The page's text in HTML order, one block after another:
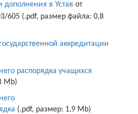
в Устав от
605 (.pdf, размер файла: 0,8
аккредитации
распорядка учащихся
Mb)
(.pdf, размер: 1,9 Mb)